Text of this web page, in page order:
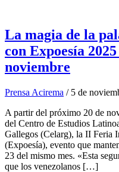
La magia de la
con Expoesía
noviembre
Prensa Acirema / 5 de
A partir del próximo 20 de
del Centro de Estudios
Gallegos (Celarg), la II Feria
(Expoesía), evento que
23 del mismo mes. «Esta
que los venezolanos […]